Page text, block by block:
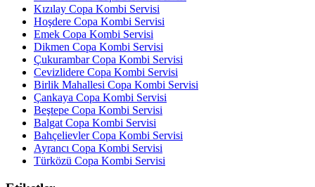
Kızılay Copa Kombi Servisi
Hoşdere Copa Kombi Servisi
Emek Copa Kombi Servisi
Dikmen Copa Kombi Servisi
Çukurambar Copa Kombi Servisi
Cevizlidere Copa Kombi Servisi
Birlik Mahallesi Copa Kombi Servisi
Çankaya Copa Kombi Servisi
Beştepe Copa Kombi Servisi
Balgat Copa Kombi Servisi
Bahçelievler Copa Kombi Servisi
Ayrancı Copa Kombi Servisi
Türközü Copa Kombi Servisi